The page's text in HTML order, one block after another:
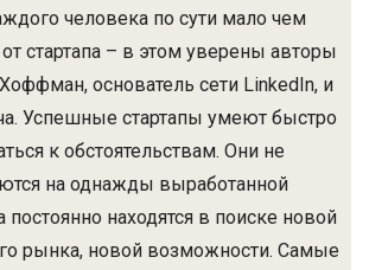
человека по сути мало чем
от стартапа – в этом уверены авторы
основатель сети LinkedIn, и
Успешные стартапы умеют быстро
к обстоятельствам. Они не
на однажды выработанной
постоянно находятся в поиске новой
рынка, новой возможности. Самые